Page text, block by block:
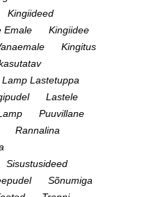
Kingiideed
Emale
Kingiidee
Kingitus
Lamp Lastetuppa
Lastele
Puuvillane
Rannalina
Sisustusideed
Sõnumiga